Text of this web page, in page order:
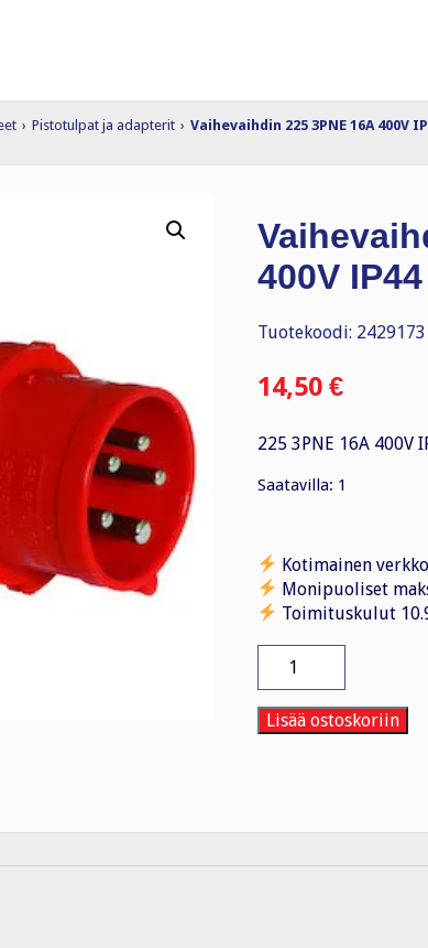
› Pistotulpat ja adapterit › Vaihevaihdin 225 3PNE 16A 400V
400V
Tuotekoodi: 2429173
14,50 €
225 3PNE 16A 400V
Saatavilla: 1
Kotimainen
Monipuoliset
Toimituskulut
3PNE
16A
400V
Lisää ostoskoriin